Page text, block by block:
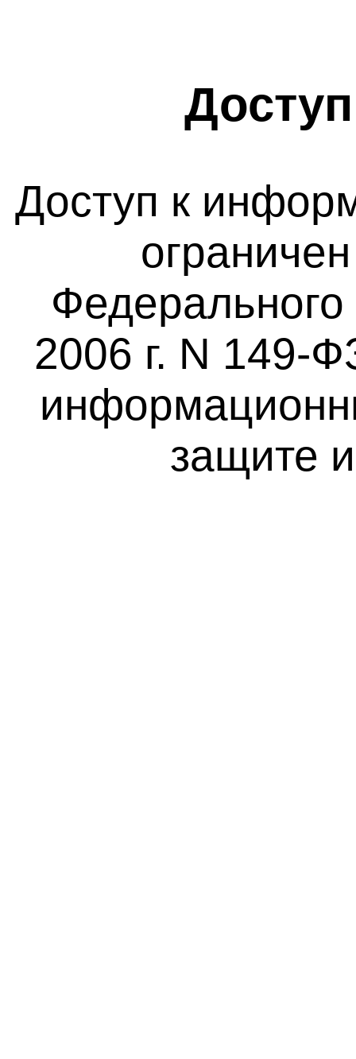
Доступ к
2006 г. N 149-
защите